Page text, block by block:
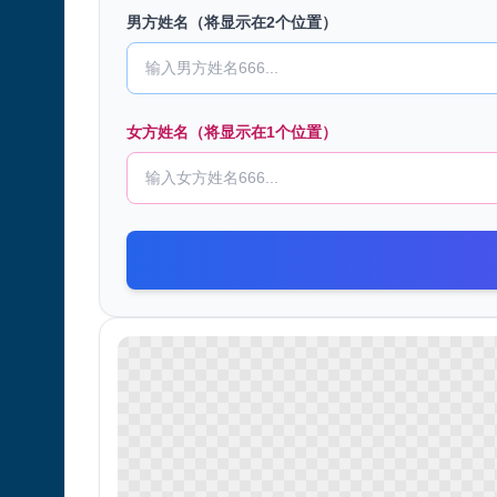
男方姓名（将显示在2个位置）
女方姓名（将显示在1个位置）